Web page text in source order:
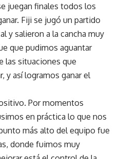
juegan finales todos los
Fiji se jugó un partido
y salieron a la cancha muy
que pudimos aguantar
las situaciones que
y así logramos ganar el
Por momentos
en práctica lo que nos
más alto del equipo fue
donde fuimos muy